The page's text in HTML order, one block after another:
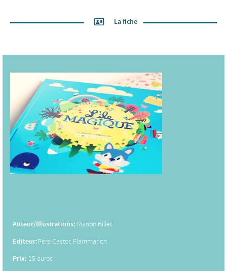
La fiche
Auteur/Illustrations: Marion Billet
Editeur:Père Castor, Flammarion
Prix: 15 euros